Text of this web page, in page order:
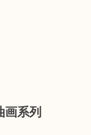
画系列